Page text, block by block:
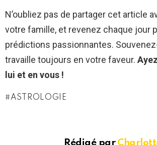
N’oubliez pas de partager cet article
votre famille, et revenez chaque jour
prédictions passionnantes.
travaille toujours en votre faveur.
lui et en vous !
ASTROLOGIE
Rédigé par